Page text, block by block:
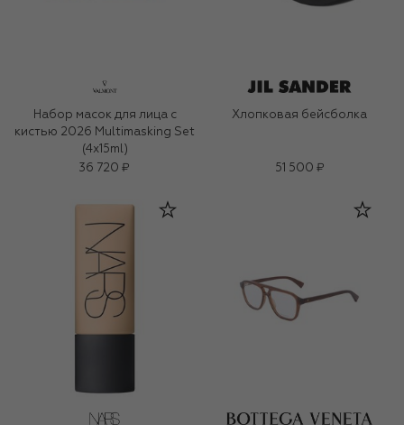
Набор масок для лица с
кистью 2026 Multimasking Set
(4x15ml)
36 720 ₽
Хлопковая бейсболка
51 500 ₽